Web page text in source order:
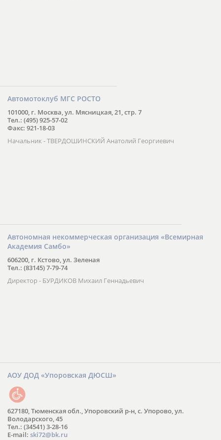
Автомотоклуб МГС РОСТО
101000, г. Москва, ул. Мясницкая, 21, стр. 7
Тел.: (495) 925-57-02
Факс: 921-18-03
Начальник - ТВЕРДОШИНСКИЙ Анатолий Георгиевич
Автономная некоммерческая организация «Всемирная
Академия Самбо»
606200, г. Кстово, ул. Зеленая
Тел.: (83145) 7-79-74
Директор - БУРДИКОВ Михаил Геннадьевич
АОУ ДОД «Упоровская ДЮСШ»
627180, Тюменская обл., Упоровский р-н, с. Упорово, ул.
Володарского, 45
Тел.: (34541) 3-28-16
E-mail: ski72@bk.ru